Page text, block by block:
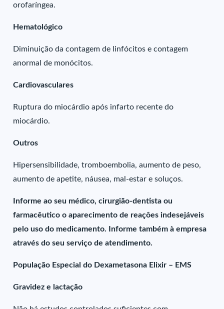
orofaríngea.
Hematológico
Diminuição da contagem de linfócitos e contagem
anormal de monócitos.
Cardiovasculares
Ruptura do miocárdio após infarto recente do
miocárdio.
Outros
Hipersensibilidade, tromboembolia, aumento de peso,
aumento de apetite, náusea, mal-estar e soluços.
Informe ao seu médico, cirurgião-dentista ou
farmacêutico o aparecimento de reações indesejáveis
pelo uso do medicamento. Informe também à empresa
através do seu serviço de atendimento.
População Especial do Dexametasona Elixir – EMS
Gravidez e lactação